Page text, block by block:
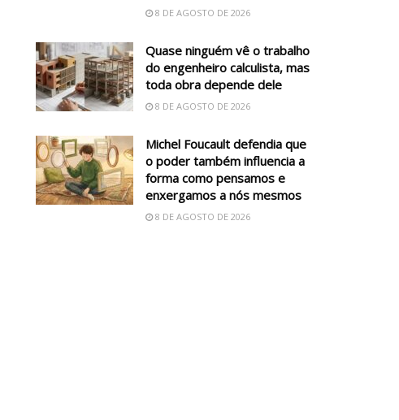
8 DE AGOSTO DE 2026
Quase ninguém vê o trabalho
do engenheiro calculista, mas
toda obra depende dele
8 DE AGOSTO DE 2026
Michel Foucault defendia que
o poder também influencia a
forma como pensamos e
enxergamos a nós mesmos
8 DE AGOSTO DE 2026